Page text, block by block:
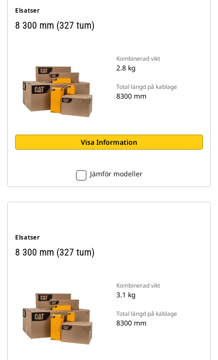
Elsatser
8 300 mm (327 tum)
Kombinerad vikt
2.8 kg
Total längd på kablage
8300 mm
Visa Information
Jämför modeller
Elsatser
8 300 mm (327 tum)
Kombinerad vikt
3.1 kg
Total längd på kablage
8300 mm